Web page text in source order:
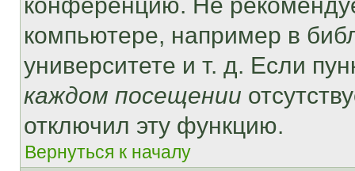
компьютере, например в
университете и т. д. Если
каждом посещении
отключил эту функцию.
Вернуться к началу